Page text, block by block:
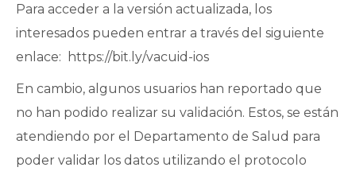
Para acceder a la versión actualizada, los
interesados pueden entrar a través del siguiente
enlace: https://bit.ly/vacuid-ios
En cambio, algunos usuarios han reportado que
no han podido realizar su validación. Estos, se están
atendiendo por el Departamento de Salud para
poder validar los datos utilizando el protocolo